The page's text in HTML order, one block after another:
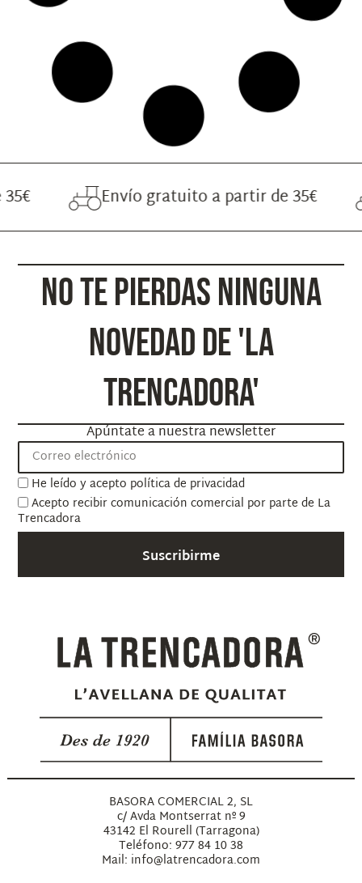
gratuito a partir de 35€ Envío
NO TE PIERDAS NINGUNA
NOVEDAD DE 'LA
TRENCADORA'
Apúntate a nuestra newsletter
He leído y acepto política de privacidad
Acepto recibir comunicación comercial por parte de La
Trencadora
Suscribirme
BASORA COMERCIAL 2, SL
c/ Avda Montserrat nº 9
43142 El Rourell (Tarragona)
Teléfono: 977 84 10 38
Mail: info@latrencadora.com